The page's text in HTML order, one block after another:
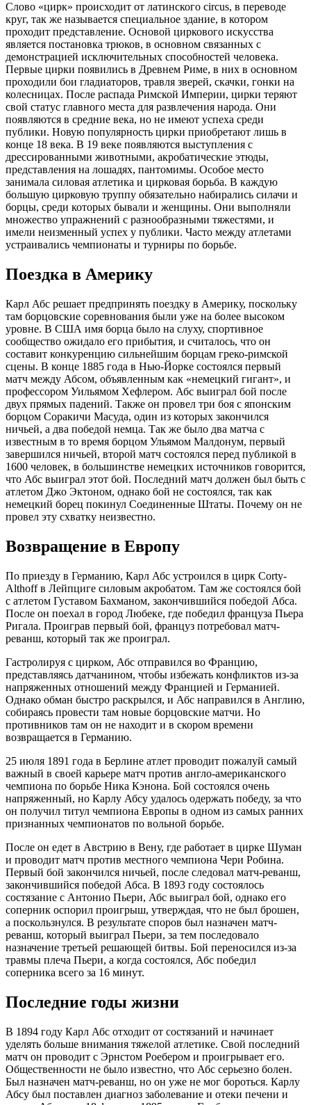
Слово «цирк» происходит от латинского circus, в переводе
круг, так же называется специальное здание, в котором
проходит представление. Основой циркового искусства
является постановка трюков, в основном связанных с
демонстрацией исключительных способностей человека.
Первые цирки появились в Древнем Риме, в них в основном
проходили бои гладиаторов, травля зверей, скачки, гонки на
колесницах. После распада Римской Империи, цирки теряют
свой статус главного места для развлечения народа. Они
появляются в средние века, но не имеют успеха среди
публики. Новую популярность цирки приобретают лишь в
конце 18 века. В 19 веке появляются выступления с
дрессированными животными, акробатические этюды,
представления на лошадях, пантомимы. Особое место
занимала силовая атлетика и цирковая борьба. В каждую
большую цирковую труппу обязательно набирались силачи и
борцы, среди которых бывали и женщины. Они выполняли
множество упражнений с разнообразными тяжестями, и
имели неизменный успех у публики. Часто между атлетами
устраивались чемпионаты и турниры по борьбе.
Поездка в Америку
Карл Абс решает предпринять поездку в Америку, поскольку
там борцовские соревнования были уже на более высоком
уровне. В США имя борца было на слуху, спортивное
сообщество ожидало его прибытия, и считалось, что он
составит конкуренцию сильнейшим борцам греко-римской
сцены. В конце 1885 года в Нью-Йорке состоялся первый
матч между Абсом, объявленным как «немецкий гигант», и
профессором Уильямом Хефлером. Абс выиграл бой после
двух прямых падений. Также он провел три боя с японским
борцом Соракичи Масуда, один из которых закончился
ничьей, а два победой немца. Так же было два матча с
известным в то время борцом Ульямом Малдонум, первый
завершился ничьей, второй матч состоялся перед публикой в
1600 человек, в большинстве немецких источников говорится,
что Абс выиграл этот бой. Последний матч должен был быть с
атлетом Джо Эктоном, однако бой не состоялся, так как
немецкий борец покинул Соединенные Штаты. Почему он не
провел эту схватку неизвестно.
Возвращение в Европу
По приезду в Германию, Карл Абс устроился в цирк Corty-
Althoff в Лейпциге силовым акробатом. Там же состоялся бой
с атлетом Густавом Бахманом, закончившийся победой Абса.
После он поехал в город Любеке, где победил француза Пьера
Ригала. Проиграв первый бой, француз потребовал матч-
реванш, который так же проиграл.
Гастролируя с цирком, Абс отправился во Францию,
представляясь датчанином, чтобы избежать конфликтов из-за
напряженных отношений между Францией и Германией.
Однако обман быстро раскрылся, и Абс направился в Англию,
собираясь провести там новые борцовские матчи. Но
противников там он не находит и в скором времени
возвращается в Германию.
25 июля 1891 года в Берлине атлет проводит пожалуй самый
важный в своей карьере матч против англо-американского
чемпиона по борьбе Ника Кэнона. Бой состоялся очень
напряженный, но Карлу Абсу удалось одержать победу, за что
он получил титул чемпиона Европы в одном из самых ранних
признанных чемпионатов по вольной борьбе.
После он едет в Австрию в Вену, где работает в цирке Шуман
и проводит матч против местного чемпиона Чери Робина.
Первый бой закончился ничьей, после следовал матч-реванш,
закончившийся победой Абса. В 1893 году состоялось
состязание с Антонио Пьери, Абс выиграл бой, однако его
соперник оспорил проигрыш, утверждая, что не был брошен,
а поскользнулся. В результате споров был назначен матч-
реванш, который выиграл Пьери, за тем последовало
назначение третьей решающей битвы. Бой переносился из-за
травмы плеча Пьери, а когда состоялся, Абс победил
соперника всего за 16 минут.
Последние годы жизни
В 1894 году Карл Абс отходит от состязаний и начинает
уделять больше внимания тяжелой атлетике. Свой последний
матч он проводит с Эрнстом Роебером и проигрывает его.
Общественности не было известно, что Абс серьезно болен.
Был назначен матч-реванш, но он уже не мог бороться. Карлу
Абсу был поставлен диагноз заболевание и отеки печени и